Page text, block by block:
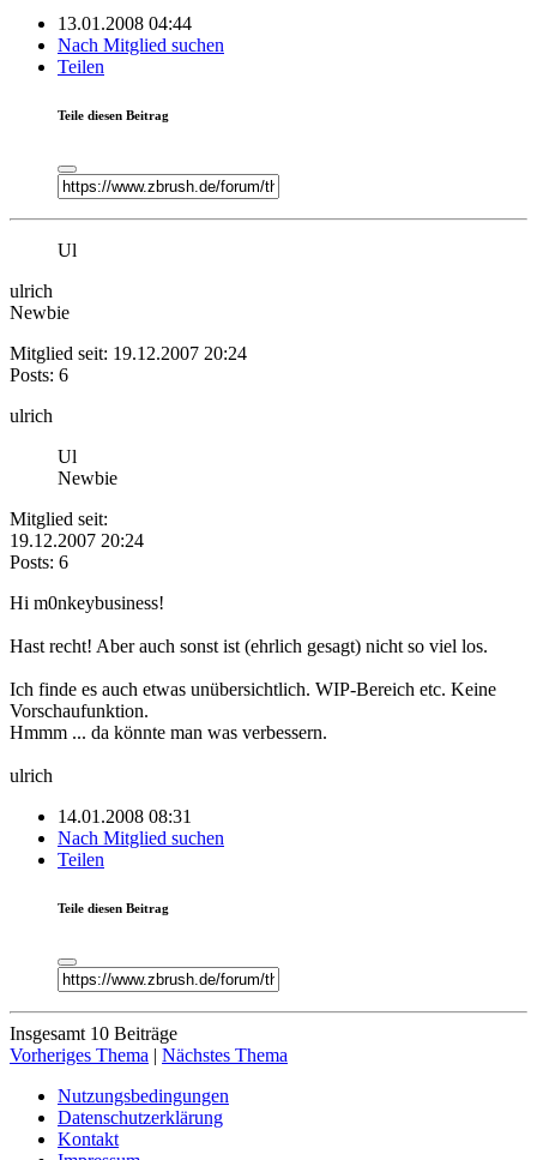
13.01.2008 04:44
Nach Mitglied suchen
Teilen
Teile diesen Beitrag
Ul
ulrich
Newbie
Mitglied seit: 19.12.2007 20:24
Posts: 6
ulrich
Ul
Newbie
Mitglied seit:
19.12.2007 20:24
Posts: 6
Hi m0nkeybusiness!
Hast recht! Aber auch sonst ist (ehrlich gesagt) nicht so viel los.
Ich finde es auch etwas unübersichtlich. WIP-Bereich etc. Keine
Vorschaufunktion.
Hmmm ... da könnte man was verbessern.
ulrich
14.01.2008 08:31
Nach Mitglied suchen
Teilen
Teile diesen Beitrag
Insgesamt 10 Beiträge
Vorheriges Thema | Nächstes Thema
Nutzungsbedingungen
Datenschutzerklärung
Kontakt